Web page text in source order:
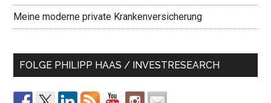
Meine moderne private Krankenversicherung
FOLGE PHILIPP HAAS / INVESTRESEARCH